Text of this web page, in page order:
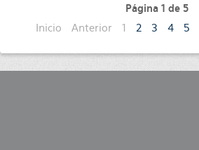
Página 1 de 5
Inicio Anterior 1 2 3 4 5